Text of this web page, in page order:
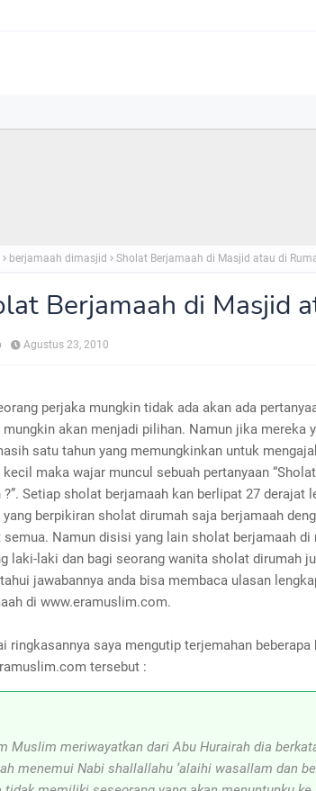
berjamaah dimasjid Sholat Berjamaah di Masjid atau di
Berjamaah di Masjid
Agustus 23, 2010
perjaka mungkin tidak ada akan ada
akan menjadi pilihan. Namun jika mereka
satu tahun yang memungkinkan untuk
kecil maka wajar muncul sebuah pertanyaan
?”. Setiap sholat berjamaah kan berlipat 27 derajat
berpikiran sholat dirumah saja berjamaah
semua. Namun disisi yang lain sholat berjamaah
laki-laki dan bagi seorang wanita sholat dirumah
jawabannya anda bisa membaca ulasan
di www.eramuslim.com.
ringkasannya saya mengutip terjemahan
tersebut :
Muslim meriwayatkan dari Abu Hurairah dia
menemui Nabi shallallahu ‘alaihi wasallam dan